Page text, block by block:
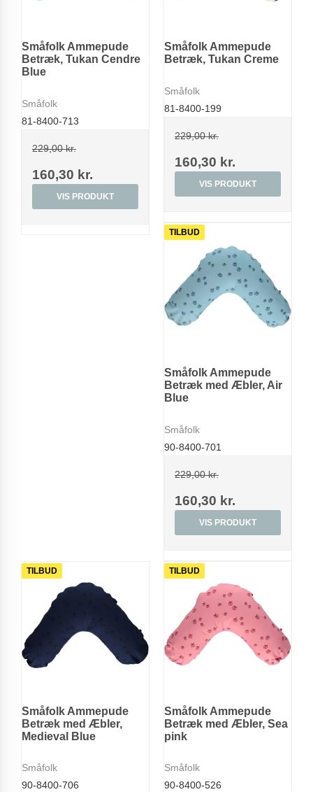
Småfolk Ammepude
Betræk, Tukan Cendre
Blue
Småfolk
81-8400-713
229,00 kr.
160,30 kr.
VIS PRODUKT
Småfolk Ammepude
Betræk, Tukan Creme
Småfolk
81-8400-199
229,00 kr.
160,30 kr.
VIS PRODUKT
TILBUD
Småfolk Ammepude
Betræk med Æbler, Air
Blue
Småfolk
90-8400-701
229,00 kr.
160,30 kr.
VIS PRODUKT
TILBUD
Småfolk Ammepude
Betræk med Æbler,
Medieval Blue
Småfolk
90-8400-706
TILBUD
Småfolk Ammepude
Betræk med Æbler, Sea
pink
Småfolk
90-8400-526